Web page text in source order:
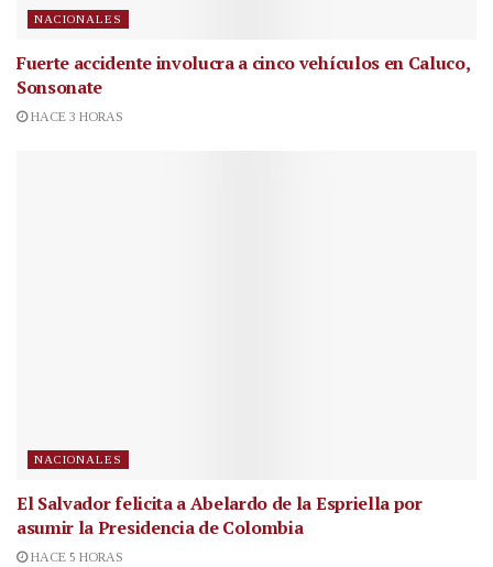
NACIONALES
Fuerte accidente involucra a cinco vehículos en Caluco,
Sonsonate
HACE 3 HORAS
NACIONALES
El Salvador felicita a Abelardo de la Espriella por
asumir la Presidencia de Colombia
HACE 5 HORAS